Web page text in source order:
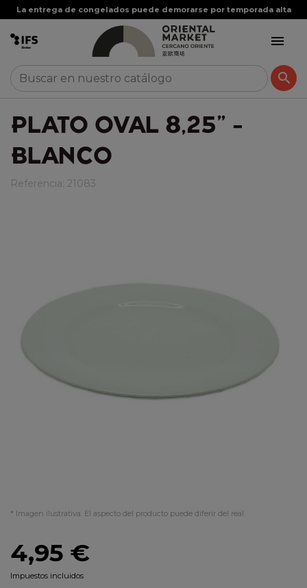
La entrega de congelados puede demorarse por temporada alta


PLATO OVAL 8,25" -
BLANCO
Referencia: 21083
* Imagen ilustrativa. El aspecto del producto puede diferir del real.
4,95 €
Impuestos incluidos